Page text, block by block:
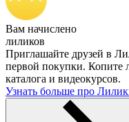
Вам начислено
лиликов
Приглашайте друзей в
первой покупки. Копите
каталога и видеокурсов.
Узнать больше про